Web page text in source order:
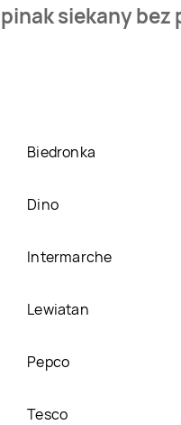
zł.
siekany bez
Biedronka
Dino
Intermarche
Lewiatan
Pepco
Tesco